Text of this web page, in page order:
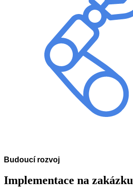
Budoucí rozvoj
Implementace na zakázku